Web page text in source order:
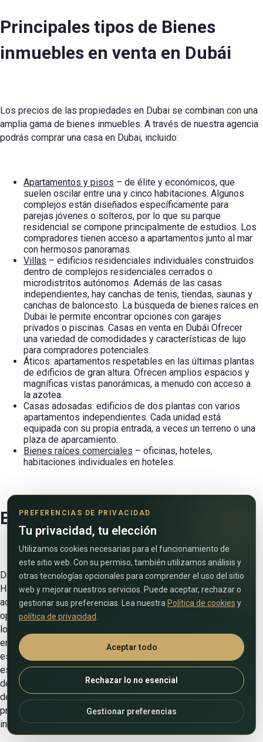
Principales tipos de Bienes
inmuebles en venta en Dubái
Los precios de las propiedades en Dubai se combinan con una
amplia gama de bienes inmuebles. A través de nuestra agencia
podrás comprar una casa en Dubai, incluido:
Apartamentos y pisos – de élite y económicos, que
suelen oscilar entre una y cinco habitaciones. Algunos
complejos están diseñados específicamente para
parejas jóvenes o solteros, por lo que su parque
residencial se compone principalmente de estudios. Los
compradores tienen acceso a apartamentos junto al mar
con hermosos panoramas.
Villas – edificios residenciales individuales construidos
dentro de complejos residenciales cerrados o
microdistritos autónomos. Además de las casas
independientes, hay canchas de tenis, tiendas, saunas y
canchas de baloncesto. La búsqueda de bienes raíces en
Dubai le permite encontrar opciones con garajes
privados o piscinas. Casas en venta en Dubái Ofrecer
una variedad de comodidades y características de lujo
para compradores potenciales.
Áticos: apartamentos respetables en las últimas plantas
de edificios de gran altura. Ofrecen amplios espacios y
magníficas vistas panorámicas, a menudo con acceso a
la azotea.
Casas adosadas: edificios de dos plantas con varios
apartamentos independientes. Cada unidad está
equipada con su propia entrada, a veces un terreno o una
plaza de aparcamiento.
Bienes raíces comerciales – oficinas, hoteles,
habitaciones individuales en hoteles.
Estilo de vida en Dubái
Dubai tiene fama de ser una ciudad para personas adineradas.
Hasta 85% de su población están formados por extranjeros
adinerados que vienen aquí en busca de entretenimiento y la
oportunidad de obtener altos ingresos. Las autoridades
locales se esfuerzan por atraer al máximo a profesionales y
empresarios talentosos al emirato. Para lograrlo, la ciudad
está abriendo parques tecnológicos y zonas económicas
especiales donde los ciudadanos extranjeros pueden
desarrollar negocios internacionales sin impuestos ni
derechos aduaneros. Además,bienes raíces de dubaiestá
prosperando y ofrece una gran cantidad de oportunidades de
inversión en su vibrante mercado inmobiliario.
PREFERENCIAS DE PRIVACIDAD
Tu privacidad, tu elección
Utilizamos cookies necesarias para el funcionamiento de
este sitio web. Con su permiso, también utilizamos análisis y
otras tecnologías opcionales para comprender el uso del sitio
web y mejorar nuestros servicios. Puede aceptar, rechazar o
gestionar sus preferencias. Lea nuestra Política de cookies y
política de privacidad
Aceptar todo
Rechazar lo no esencial
Gestionar preferencias